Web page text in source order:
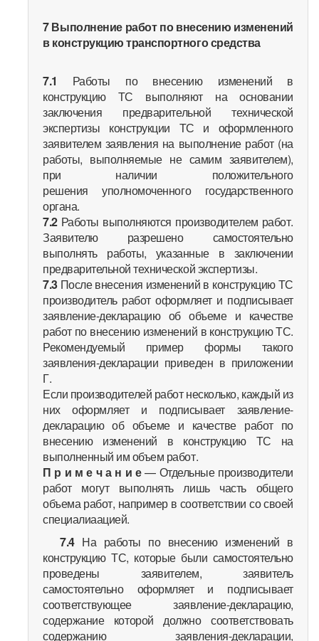
7 Выполнение работ по внесению изменений
в конструкцию транспортного средства
7.1
Работы по внесению изменений в
конструкцию ТС выполняют на основании
заключения предварительной технической
экспертизы конструкции ТС и оформленного
заявителем заявления на выполнение работ (на
работы, выполняемые не самим заявителем),
при наличии положительного
решения уполномоченного государственного
органа.
7.2Работы выполняются производителем работ.
Заявителю разрешено самостоятельно
выполнять работы, указанные в заключении
предварительной технической экспертизы.
7.3После внесения изменений в конструкцию ТС
производитель работ оформляет и подписывает
заявление-декларацию об объеме и качестве
работ по внесению изменений в конструкцию ТС.
Рекомендуемый пример формы такого
заявления-декларации приведен в приложении
Г.
Если производителей работ несколько, каждый из
них оформляет и подписывает заявление-
декларацию об объеме и качестве работ по
внесению изменений в конструкцию ТС на
выполненный им объем работ.
П р и м е ч а н и е— Отдельные производители
работ могут выполнять лишь часть общего
объема работ, например в соответствии со своей
специалиаацией.
7.4На работы по внесению изменений в
конструкцию ТС, которые были самостоятельно
проведены заявителем, заявитель
самостоятельно оформляет и подписывает
соответствующее заявление-декларацию,
содержание которой должно соответствовать
содержанию заявления-декларации,